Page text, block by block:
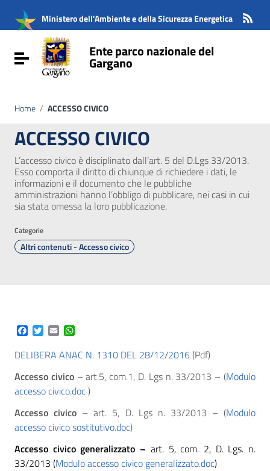
Vai al menu di navigazione
Vai al footer
Ministero dell'Ambiente e della Sicurezza Energetica
Attiva / disattiva la navigazioneEnte parco nazionale del
Gargano
Home / ACCESSO CIVICO
ACCESSO CIVICO
L’accesso civico è disciplinato dall’art. 5 del D.Lgs 33/2013.
Esso comporta il diritto di chiunque di richiedere i dati, le
informazioni e il documento che le pubbliche
amministrazioni hanno l’obbligo di pubblicare, nei casi in cui
sia stata omessa la loro pubblicazione.
Categorie
Altri contenuti - Accesso civico
Facebook
Twitter
Email
DELIBERA ANAC N. 1310 DEL 28/12/2016 (Pdf)
Accesso civico– art.5, com.1, D. Lgs n. 33/2013 – (Modulo
accesso civico.doc)
Accesso civico – art. 5, D. Lgs n. 33/2013 – (Modulo
accesso civico sostitutivo.doc)
Accesso civico generalizzato – art. 5, com. 2, D. Lgs. n.
33/2013 (Modulo accesso civico generalizzato.doc)